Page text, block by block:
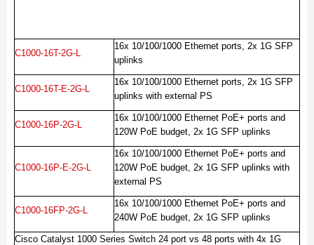
C1000-16T-2G-L
16x 10/100/1000 Ethernet ports, 2x 1G SFP
uplinks
C1000-16T-E-2G-L
16x 10/100/1000 Ethernet ports, 2x 1G SFP
uplinks with external PS
C1000-16P-2G-L
16x 10/100/1000 Ethernet PoE+ ports and
120W PoE budget, 2x 1G SFP uplinks
C1000-16P-E-2G-L
16x 10/100/1000 Ethernet PoE+ ports and
120W PoE budget, 2x 1G SFP uplinks with
external PS
C1000-16FP-2G-L
16x 10/100/1000 Ethernet PoE+ ports and
240W PoE budget, 2x 1G SFP uplinks
Cisco Catalyst 1000 Series Switch 24 port vs 48 ports with 4x 1G